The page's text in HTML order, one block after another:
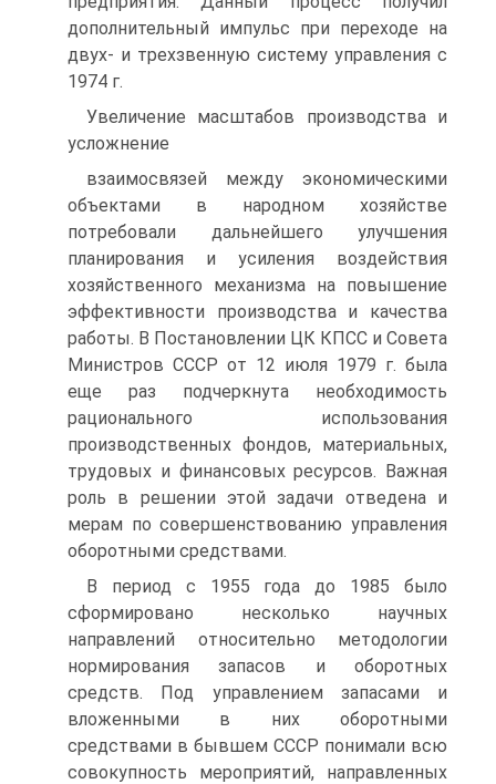
дополнительный импульс при переходе на
двух- и трехзвенную систему управления с
1974 г.
Увеличение масштабов производства и
усложнение
взаимосвязей между экономическими
объектами в народном хозяйстве
потребовали дальнейшего улучшения
планирования и усиления воздействия
хозяйственного механизма на повышение
эффективности производства и качества
работы. В Постановлении ЦК КПСС и Совета
Министров СССР от 12 июля 1979 г. была
еще раз подчеркнута необходимость
рационального использования
производственных фондов, материальных,
трудовых и финансовых ресурсов. Важная
роль в решении этой задачи отведена и
мерам по совершенствованию управления
оборотными средствами.
В период с 1955 года до 1985 было
сформировано несколько научных
направлений относительно методологии
нормирования запасов и оборотных
средств. Под управлением запасами и
вложенными в них оборотными
средствами в бывшем СССР понимали всю
совокупность мероприятий, направленных